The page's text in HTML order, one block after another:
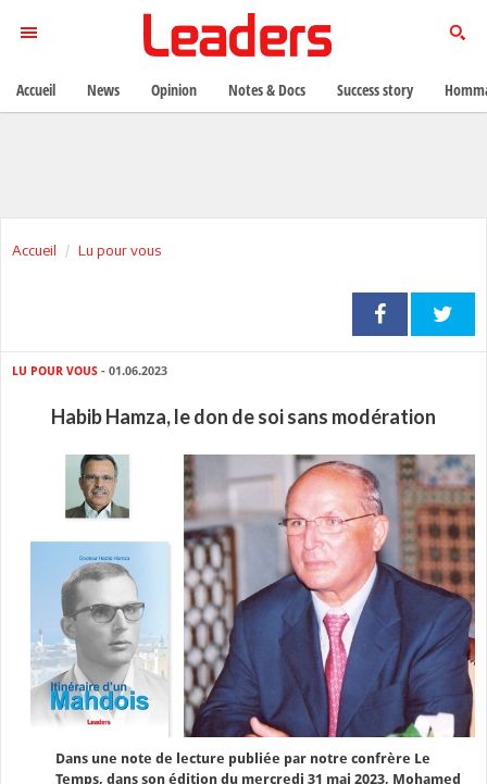
Accueil Lu pour vous
LU POUR VOUS - 01.06.2023
Habib Hamza, le don de soi sans modération
Dans une note de lecture publiée par notre confrère Le
Temps, dans son édition du mercredi 31 mai 2023, Mohamed
Accueil News Opinion Notes & Docs Success story